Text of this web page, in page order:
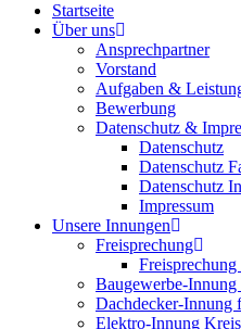
Startseite
Über uns
Ansprechpartner
Vorstand
Aufgaben &
Bewerbung
Datenschutz &
Datenschutz
Datenschutz
Datenschutz
Impressum
Unsere Innungen
Freisprechung
Freisprechung
Baugewerbe-
Dachdecker-Innung
Elektro-Innung